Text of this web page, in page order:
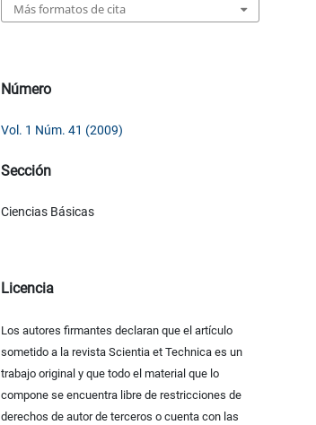
Más formatos de cita
Número
Vol. 1 Núm. 41 (2009)
Sección
Ciencias Básicas
Licencia
Los autores firmantes declaran que el artículo
sometido a la revista Scientia et Technica es un
trabajo original y que todo el material que lo
compone se encuentra libre de restricciones de
derechos de autor de terceros o cuenta con las